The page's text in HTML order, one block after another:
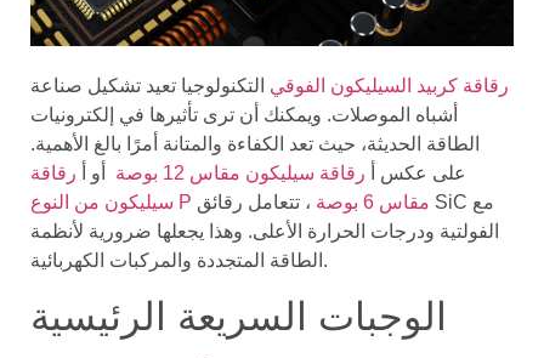
رقاقة كربيد السيليكون الفوقي التكنولوجيا تعيد تشكيل صناعة
أشباه الموصلات. ويمكنك أن ترى تأثيرها في إلكترونيات
الطاقة الحديثة، حيث تعد الكفاءة والمتانة أمرًا بالغ الأهمية.
على عكس أ رقاقة سيليكون مقاس 12 بوصة أو أ رقاقة
سيليكون من النوع P مقاس 6 بوصة
، تتعامل رقائق SiC مع
الفولتية ودرجات الحرارة الأعلى. وهذا يجعلها ضرورية لأنظمة
الطاقة المتجددة والمركبات الكهربائية.
الوجبات السريعة الرئيسية